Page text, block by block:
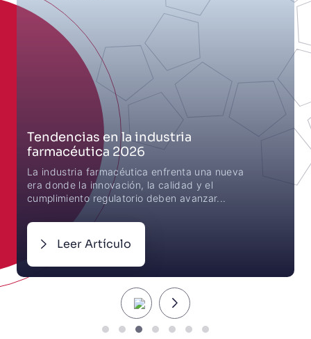
Tendencias en la industria
farmacéutica 2026
La industria farmacéutica enfrenta una nueva
era donde la innovación, la calidad y el
cumplimiento regulatorio deben avanzar...
Leer Artículo